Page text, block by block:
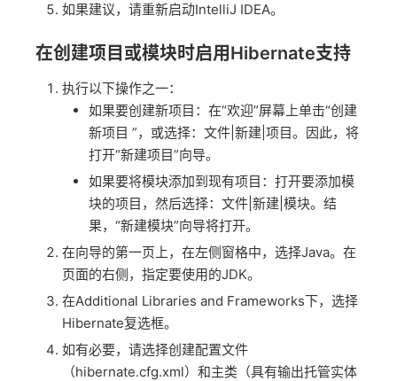
如果建议，请重新启动IntelliJ IDEA。
在创建项目或模块时启用Hibernate支持
执行以下操作之一：
如果要创建新项目：在“欢迎”屏幕上单击“创建
新项目 ”，或选择：文件|新建|项目。因此，将
打开“新建项目”向导。
如果要将模块添加到现有项目：打开要添加模
块的项目，然后选择：文件|新建|模块。结
果，“新建模块”向导将打开。
在向导的第一页上，在左侧窗格中，选择Java。在
页面的右侧，指定要使用的JDK。
在Additional Libraries and Frameworks下，选择
Hibernate复选框。
如有必要，请选择创建配置文件
（hibernate.cfg.xml）和主类（具有输出托管实体